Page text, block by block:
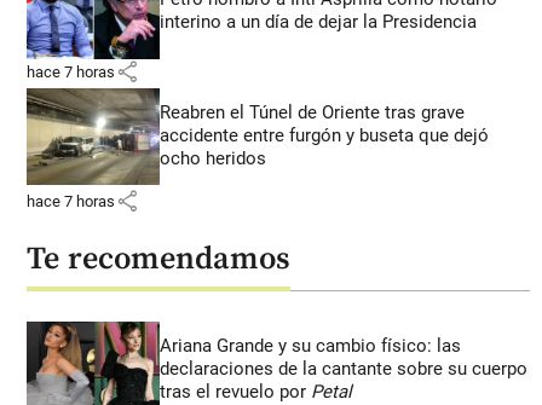
interino a un día de dejar la Presidencia
hace 7 horas share
Reabren el Túnel de Oriente tras grave
accidente entre furgón y buseta que dejó
ocho heridos
hace 7 horas share
Te recomendamos
Ariana Grande y su cambio físico: las
declaraciones de la cantante sobre su cuerpo
tras el revuelo por Petal